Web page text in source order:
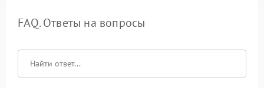
FAQ. Ответы на вопросы